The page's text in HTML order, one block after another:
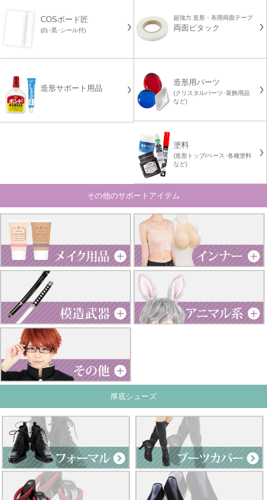
COSボード匠
(白･黒･シール付)
超強力 造形・布用両面テープ
両面ピタック
造形サポート用品
造形用パーツ
(クリスタルパーツ･装飾用品
など)
塗料
(造形トップ/ベース･各種塗料
など)
その他のサポートアイテム
厚底シューズ